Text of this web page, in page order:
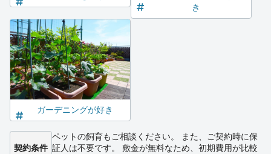
き
ガーデニングが好き
契約条件
ペットの飼育もご相談ください。 また、ご契約時に保
証人は不要です。 敷金が無料なため、初期費用が比較